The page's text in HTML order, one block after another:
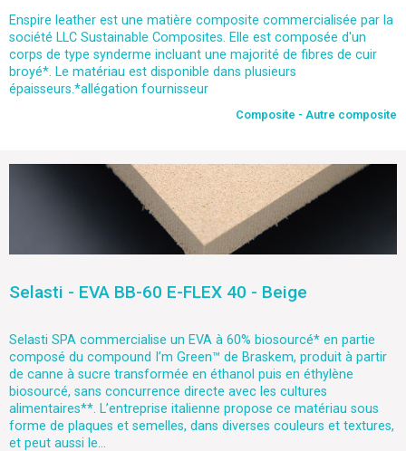
Enspire leather est une matière composite commercialisée par la
société LLC Sustainable Composites. Elle est composée d'un
corps de type synderme incluant une majorité de fibres de cuir
broyé*. Le matériau est disponible dans plusieurs
épaisseurs.*allégation fournisseur
Composite - Autre composite
Selasti - EVA BB-60 E-FLEX 40 - Beige
Selasti SPA commercialise un EVA à 60% biosourcé* en partie
composé du compound I’m Green™ de Braskem, produit à partir
de canne à sucre transformée en éthanol puis en éthylène
biosourcé, sans concurrence directe avec les cultures
alimentaires**. L’entreprise italienne propose ce matériau sous
forme de plaques et semelles, dans diverses couleurs et textures,
et peut aussi le...